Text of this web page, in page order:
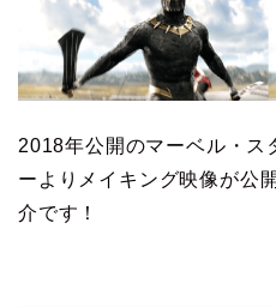
2018年公開のマーベル・ス
ーよりメイキング映像が公
介です！